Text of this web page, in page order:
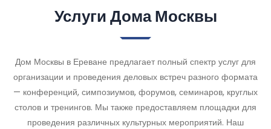
Услуги Дома Москвы
Дом Москвы в Ереване предлагает полный спектр услуг для
организации и проведения деловых встреч разного формата
— конференций, симпозиумов, форумов, семинаров, круглых
столов и тренингов. Мы также предоставляем площадки для
проведения различных культурных мероприятий. Наш